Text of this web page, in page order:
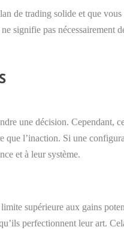
de trading solide et que
signifie pas nécessairement
une décision. Cependant,
que l’inaction. Si une
et à leur système.
supérieure aux gains
perfectionnent leur art.